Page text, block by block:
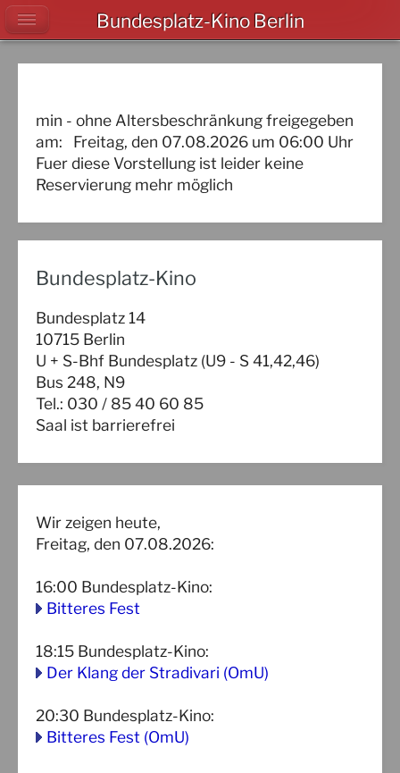
Bundesplatz-Kino
Bundesplatz 14
10715 Berlin
U + S-Bhf Bundesplatz (U9 - S 41,42,46)
Bus 248, N9
Tel.: 030 / 85 40 60 85
Saal ist barrierefrei
Wir zeigen heute,
Freitag, den 07.08.2026:
16:00 Bundesplatz-Kino:
Bitteres Fest
18:15 Bundesplatz-Kino:
Der Klang der Stradivari (OmU)
20:30 Bundesplatz-Kino:
Bitteres Fest (OmU)
min - ohne Altersbeschränkung freigegeben
am: Freitag, den 07.08.2026 um 06:00 Uhr
Fuer diese Vorstellung ist leider keine
Reservierung mehr möglich
Bundesplatz-Kino Berlin